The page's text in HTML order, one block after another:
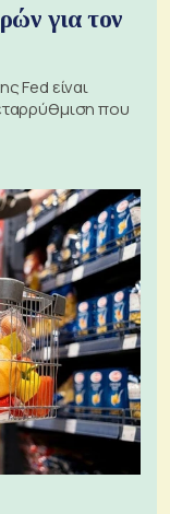
για τον
Fed είναι
που